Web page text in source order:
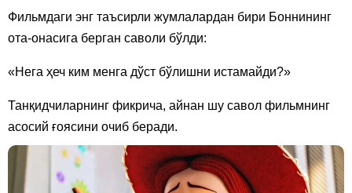
Фильмдаги энг таъсирли жумлалардан бири Боннининг
ота-онасига берган саволи бўлди:
«Нега ҳеч ким менга дўст бўлишни истамайди?»
Танқидчиларнинг фикрича, айнан шу савол фильмнинг
асосий ғоясини очиб беради.